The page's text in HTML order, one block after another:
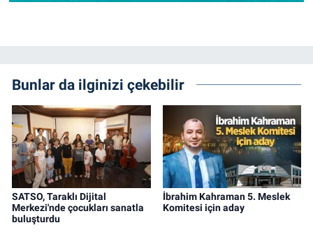
Bunlar da ilginizi çekebilir
SATSO, Taraklı Dijital
Merkezi'nde çocukları sanatla
buluşturdu
İbrahim Kahraman 5. Meslek
Komitesi için aday